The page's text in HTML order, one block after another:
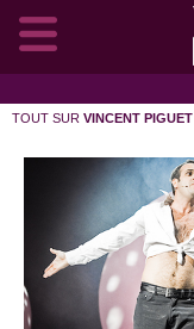
TOUT SUR VINCENT PIGUET